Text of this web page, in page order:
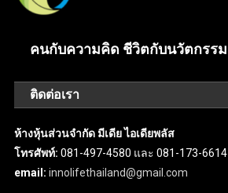
คนกับความคิด ชีวิตกับนวัตกรรม
ติดต่อเรา
ห้างหุ้นส่วนจำกัด มีเดีย ไอเดียพลัส
โทรศัพท์: 081-497-4580 และ 081-173-6614
email: innolifethailand@gmail.com